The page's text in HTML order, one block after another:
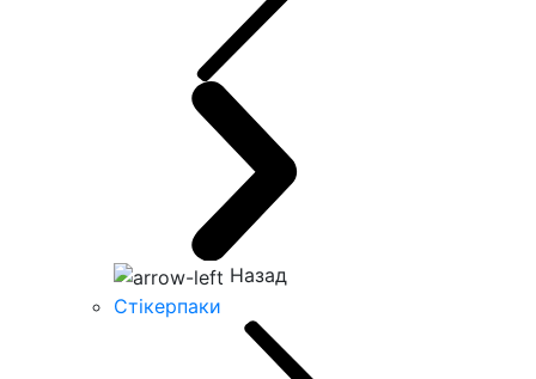
Назад
Стікерпаки